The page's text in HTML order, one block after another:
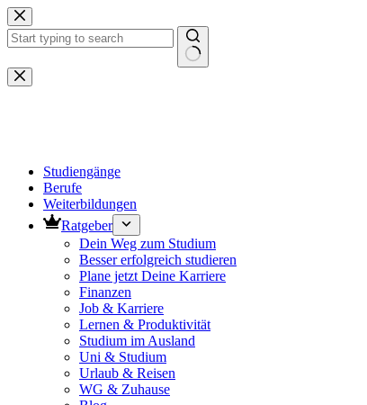
Zum
Inhalt
springen
Keine
Ergebnisse
Studiengänge
Berufe
Weiterbildungen
Ratgeber
Dein Weg zum Studium
Besser erfolgreich studieren
Plane jetzt Deine Karriere
Finanzen
Job & Karriere
Lernen & Produktivität
Studium im Ausland
Uni & Studium
Urlaub & Reisen
WG & Zuhause